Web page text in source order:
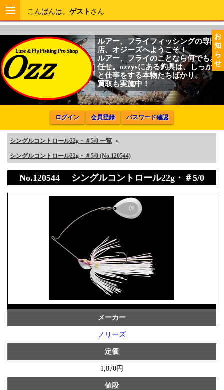
お
知
ら
せ
こんばんは。 ゲスト さん
ルアー、フライフィッシングの専門
店、オジーズへようこそ！
ルアー、フライのことなら何でもお
任せ。ozzysにある釣具は、しっかり
と仕事をする本物たちばかり。
買取も実施中！
ログイン 会員登録 パスワード確認
シングルコントロール22g・＃5/0 一覧 »
シングルコントロール22g・＃5/0 (No.120544)
No.120544 シングルコントロール22g・＃5/0
メーカー
ノリーズ
定価
1,870円
値段